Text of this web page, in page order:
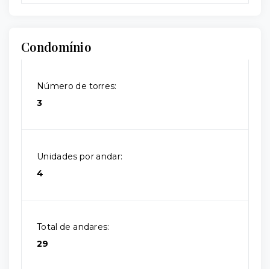
Condomínio
Número de torres:
3
Unidades por andar:
4
Total de andares:
29